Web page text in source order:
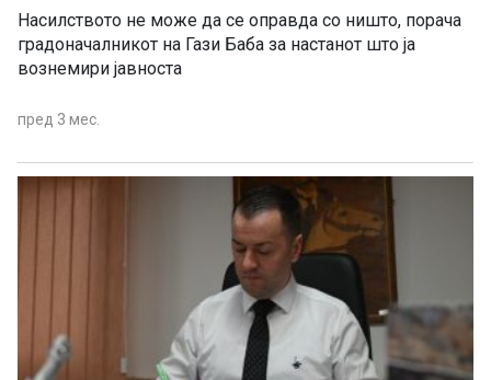
Насилството не може да се оправда со ништо, порача
градоначалникот на Гази Баба за настанот што ја
вознемири јавноста
пред 3 мес.